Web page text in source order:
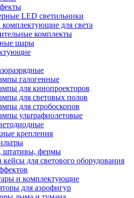
LED светильники
для света
комплекты
шары
галогенные
для кинопроекторов
для световых полов
для стробоскопов
ультрафиолетовые
крепления
штативы, фермы
для светового оборудования
и комплектующие
для аэрофигур